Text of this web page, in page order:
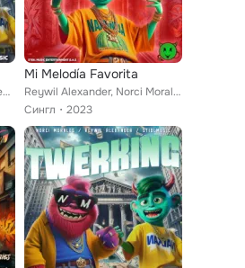
Stidlmusic, Norci Morales, Reywil Alexander
Mi Melodía Favorita
Reywil Alexander, Norci Morales, Stidlmusic
Сингл
2023